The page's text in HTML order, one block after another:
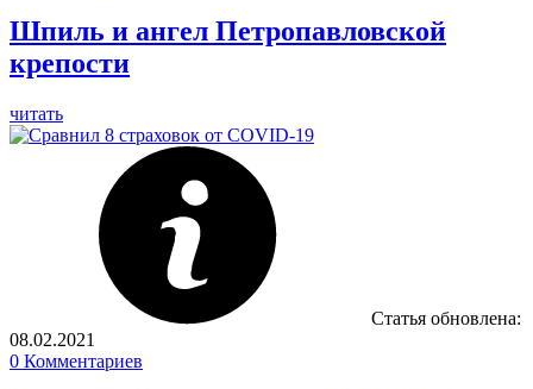
Шпиль и ангел Петропавловской
крепости
читать
Статья обновлена:
08.02.2021
0 Комментариев